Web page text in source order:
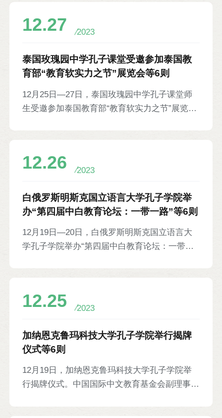
联合主办2023年第三届”Botok杯”国际职业院校
校的472支团队参赛。经评选，中国广西经贸职
业技术学院、重庆城市管理职业学院、深圳信息
教育委员会副秘书长维塔瓦、缅甸汽车制造和销
售协会副主席妙真温、中国广西壮族自治区教育
12.27 2023
泰国玫瑰园中学孔子课堂受邀参加泰国教
育部“教育软实力之节”展览会等6则
12月25日—27日，泰国玫瑰园中学孔子课堂师
生受邀参加泰国教育部“教育软实力之节”展览
务小组主任李馨兰与孔子课堂中方负责人陈松松
与中文水平测试，领取HSK模拟考试成绩证书。
阿努廷用中文对孔子课堂的工作表示感谢。
12.26 2023
白俄罗斯明斯克国立语言大学孔子学院举
办“第四届中白教育论坛：一带一路”等6则
12月19日—20日，白俄罗斯明斯克国立语言大
学孔子学院举办“第四届中白教育论坛：一带一
行探讨，并对论文报告进行评议。白俄罗斯共和
亚历山德罗维奇，明斯克州教育发展研究院院长
德罗贝尼亚·费多尔·瓦伦蒂诺维奇，明斯克国立
语言大学校长拉普捷娃·娜塔莉娅·叶夫根耶夫
娜，明斯克第33中学校长雅库博夫斯卡娅·奥克
萨娜·鲍里索夫娜，中国东南大学外国语学院外
12.25 2023
加纳恩克鲁玛科技大学孔子学院举行揭牌
仪式等6则
12月19日，加纳恩克鲁玛科技大学孔子学院举
行揭牌仪式。中国国际中文教育基金会副理事